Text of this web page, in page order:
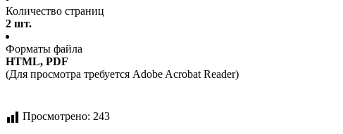
Количество страниц
2 шт.
Форматы файла
HTML, PDF
(Для просмотра требуется Adobe Acrobat Reader)
Просмотрено: 243